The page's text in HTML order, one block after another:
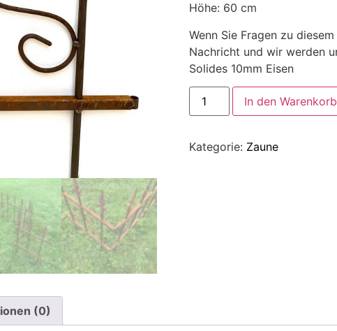
Höhe: 60 cm
Wenn Sie Fragen zu
Nachricht und wir werden
Solides 10mm Eisen
In den Warenkorb
Kategorie: Zaune
(0)